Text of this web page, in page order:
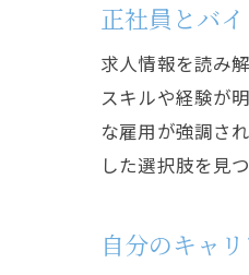
正社員とバ
求人情報を読み
スキルや経験が
な雇用が強調さ
した選択肢を見
自分のキャ